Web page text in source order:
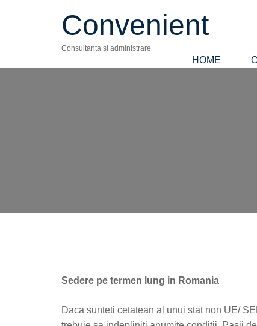
Convenient
Consultanta si administrare
HOME
Sedere pe termen lung in Romania
Daca sunteti cetatean al unui stat non UE/